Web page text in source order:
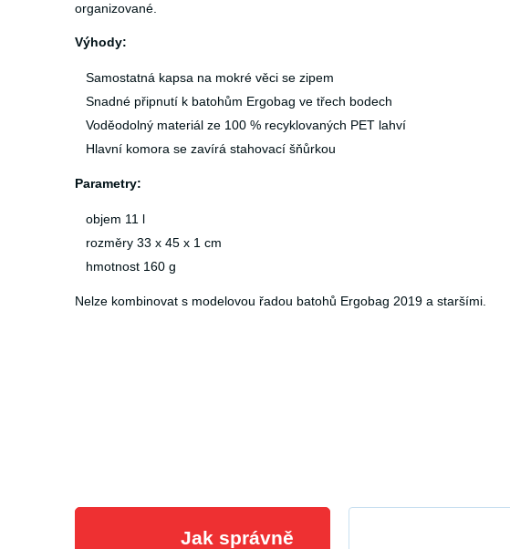
organizované.
Výhody:
Samostatná kapsa na mokré věci se zipem
Snadné připnutí k batohům Ergobag ve třech bodech
Voděodolný materiál ze 100 % recyklovaných PET lahví
Hlavní komora se zavírá stahovací šňůrkou
Parametry:
objem 11 l
rozměry 33 x 45 x 1 cm
hmotnost 160 g
Nelze kombinovat s modelovou řadou batohů Ergobag 2019 a staršími.
Jak správně